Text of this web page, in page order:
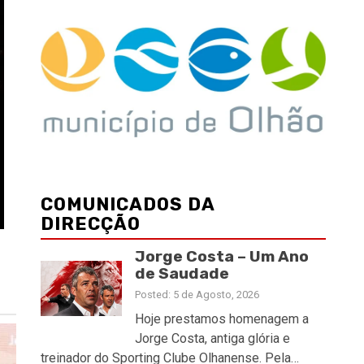
COMUNICADOS DA
DIRECÇÃO
Jorge Costa – Um Ano
de Saudade
Posted: 5 de Agosto, 2026
Hoje prestamos homenagem a
Jorge Costa, antiga glória e
treinador do Sporting Clube Olhanense. Pela…